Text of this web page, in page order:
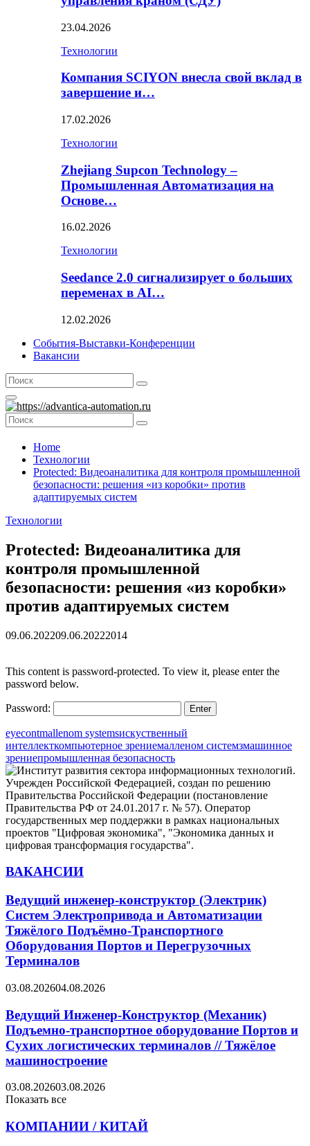
23.04.2026
Технологии
Компания SCIYON внесла свой вклад в
завершение и…
17.02.2026
Технологии
Zhejiang Supcon Technology –
Промышленная Автоматизация на
Основе…
16.02.2026
Технологии
Seedance 2.0 сигнализирует о больших
переменах в AI…
12.02.2026
События-Выставки-Конференции
Вакансии
Search
for:
Search
Primary
Menu
Search
for:
Search
Home
Технологии
Protected: Видеоаналитика для контроля промышленной
безопасности: решения «‎из коробки» против
адаптируемых систем
Технологии
Protected: Видеоаналитика для
контроля промышленной
безопасности: решения «‎из коробки»
против адаптируемых систем
09.06.202209.06.20222014
This content is password-protected. To view it, please enter the
password below.
Password:
eyecontmallenom systemsискуственный
интеллекткомпьютерное зрениемалленом системзмашинное
зрениепромышленная безопасность
ВАКАНСИИ
Ведущий инженер-конструктор (Электрик)
Систем Электропривода и Автоматизации
Тяжёлого Подъёмно-Транспортного
Оборудования Портов и Перегрузочных
Терминалов
03.08.202604.08.2026
Ведущий Инженер-Конструктор (Механик)
Подъемно-транспортное оборудование Портов и
Сухих логистических терминалов // Тяжёлое
машиностроение
03.08.202603.08.2026
Показать все
КОМПАНИИ / КИТАЙ